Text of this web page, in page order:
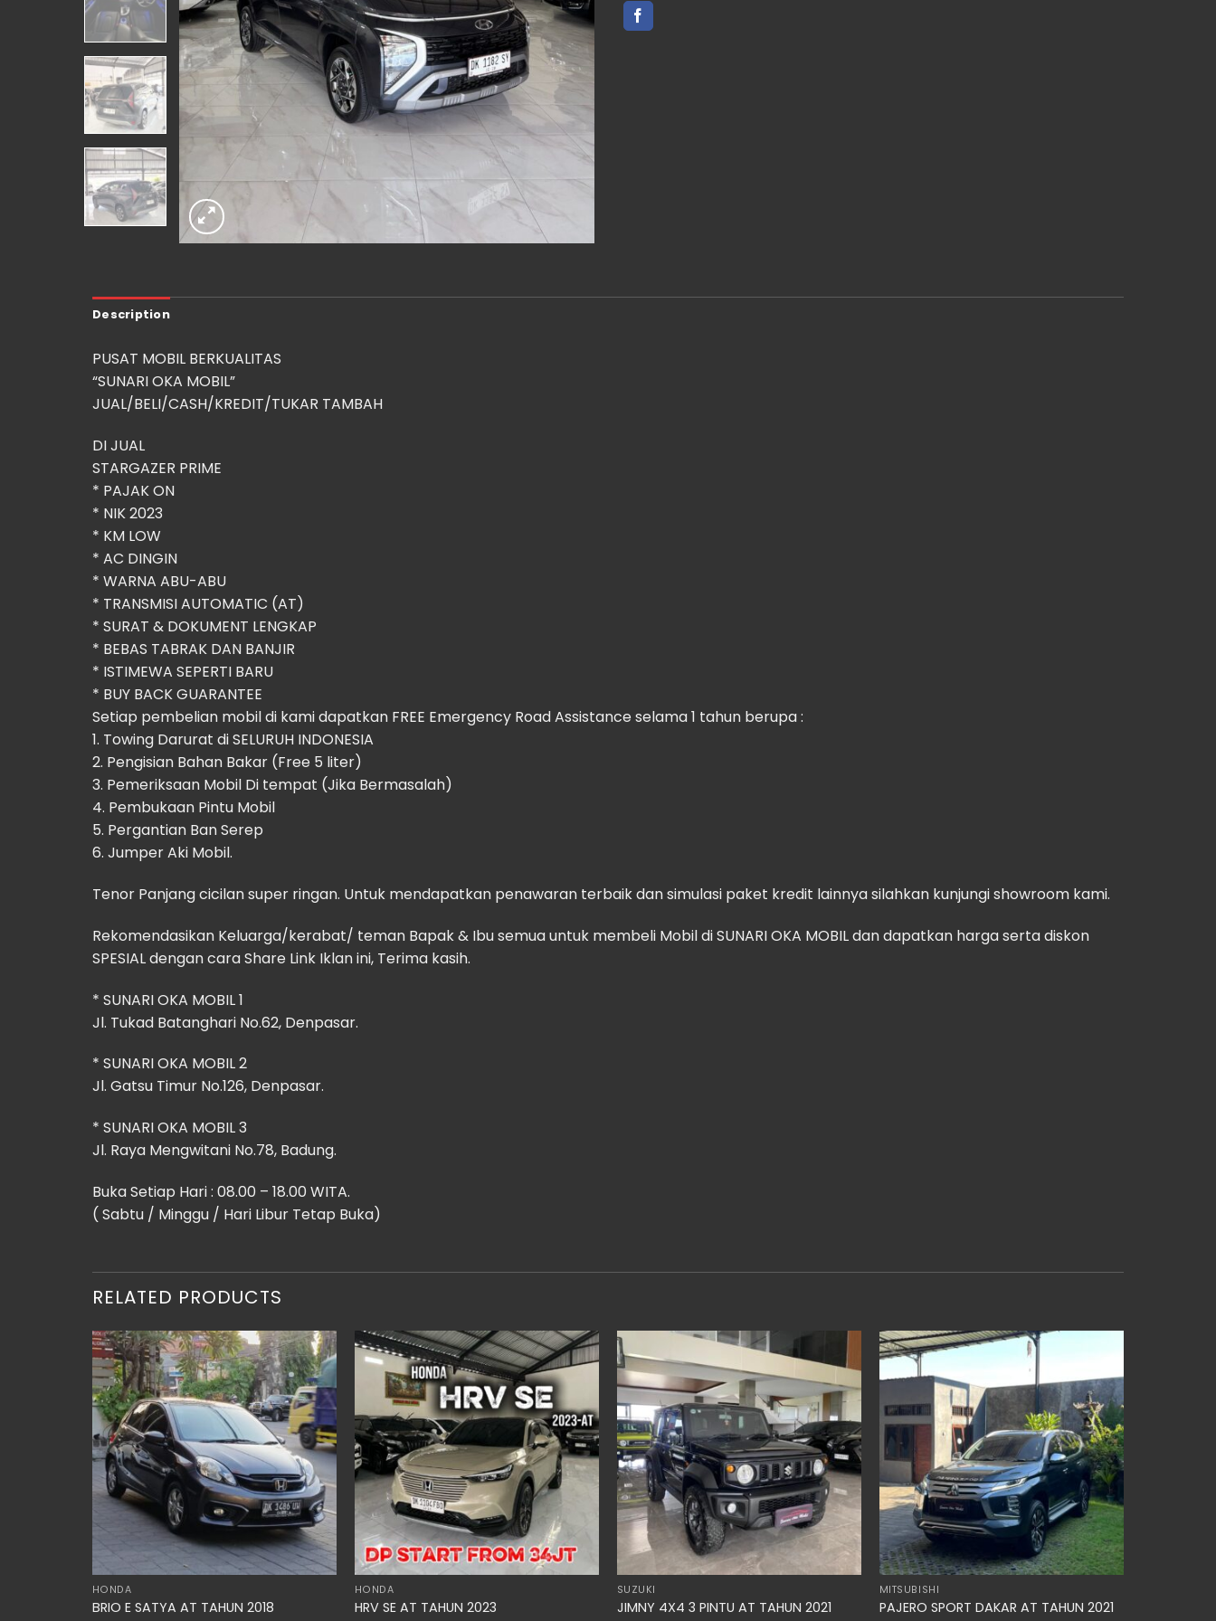
Description
PUSAT MOBIL BERKUALITAS
“SUNARI OKA MOBIL”
JUAL/BELI/CASH/KREDIT/TUKAR TAMBAH
DI JUAL
STARGAZER PRIME
* ⁠PAJAK ON
* ⁠NIK 2023
* KM LOW
* ⁠AC DINGIN
* WARNA ABU-ABU
* TRANSMISI AUTOMATIC (AT)
* SURAT & DOKUMENT LENGKAP
* BEBAS TABRAK DAN BANJIR
* ISTIMEWA SEPERTI BARU
* BUY BACK GUARANTEE
Setiap pembelian mobil di kami dapatkan FREE Emergency Road Assistance selama 1 tahun berupa :
1. Towing Darurat di SELURUH INDONESIA
2. Pengisian Bahan Bakar (Free 5 liter)
3. Pemeriksaan Mobil Di tempat (Jika Bermasalah)
4. Pembukaan Pintu Mobil
5. Pergantian Ban Serep
6. Jumper Aki Mobil.
Tenor Panjang cicilan super ringan. Untuk mendapatkan penawaran terbaik dan simulasi paket kredit lainnya silahkan kunjungi showroom kami.
Rekomendasikan Keluarga/kerabat/ teman Bapak & Ibu semua untuk membeli Mobil di SUNARI OKA MOBIL dan dapatkan harga serta diskon
SPESIAL dengan cara Share Link Iklan ini, Terima kasih.
* SUNARI OKA MOBIL 1
Jl. Tukad Batanghari No.62, Denpasar.
* SUNARI OKA MOBIL 2
Jl. Gatsu Timur No.126, Denpasar.
* SUNARI OKA MOBIL 3
Jl. Raya Mengwitani No.78, Badung.
Buka Setiap Hari : 08.00 – 18.00 WITA.
( Sabtu / Minggu / Hari Libur Tetap Buka)
RELATED PRODUCTS
HONDA
BRIO E SATYA AT TAHUN 2018
HONDA
HRV SE AT TAHUN 2023
SUZUKI
JIMNY 4X4 3 PINTU AT TAHUN 2021
MITSUBISHI
PAJERO SPORT DAKAR AT TAHUN 2021